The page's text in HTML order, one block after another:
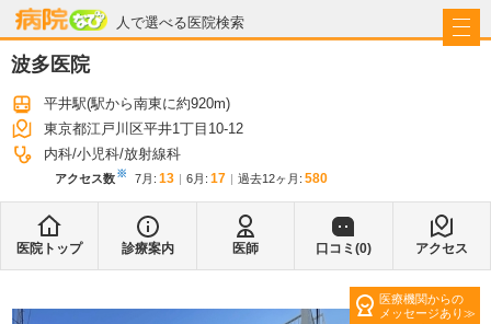
人で選べる医院検索
病院なび
波多医院
平井駅(駅から南東に約920m)
東京都江戸川区平井1丁目10-12
内科 小児科 放射線科
アクセス数※ 7月 : 13 6月 : 17 過去12ヶ月: 580
医院トップ 診療案内 医師 口コミ(0) アクセス
医療機関からの
メッセージあり